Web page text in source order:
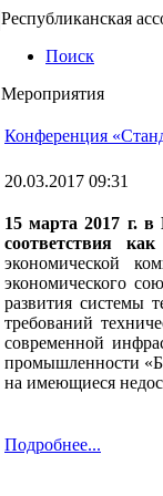
Республиканская
Поиск
Мероприятия
Конференция
20.03.2017 09:31
15 марта 2017 г.
соответствия
экономической
экономического
развития системы
требований
современной
промышленности
на имеющиеся
Подробнее...